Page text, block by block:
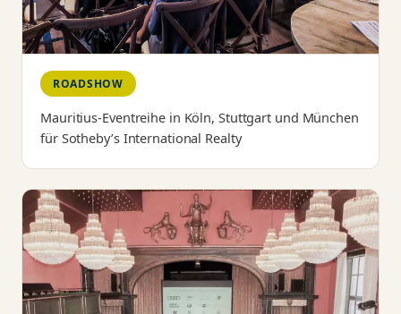
ROADSHOW
Mauritius-Eventreihe in Köln, Stuttgart und München
für Sotheby’s International Realty